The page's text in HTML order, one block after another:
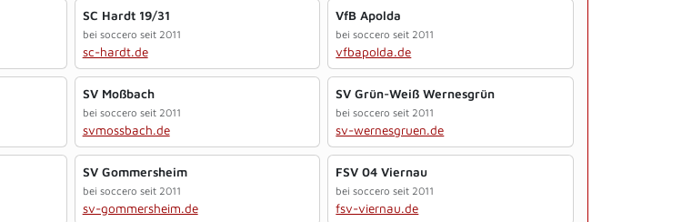
SC Hardt 19/31
bei soccero seit 2011
sc-hardt.de
VfB Apolda
bei soccero seit 2011
vfbapolda.de
SV Moßbach
bei soccero seit 2011
svmossbach.de
SV Grün-Weiß Wernesgrün
bei soccero seit 2011
sv-wernesgruen.de
SV Gommersheim
bei soccero seit 2011
sv-gommersheim.de
FSV 04 Viernau
bei soccero seit 2011
fsv-viernau.de